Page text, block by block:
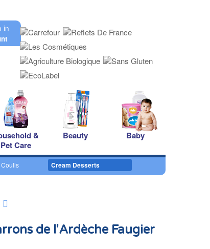
in
&
Pet Care
Beauty Baby
Cream Desserts
de l'Ardèche Faugier